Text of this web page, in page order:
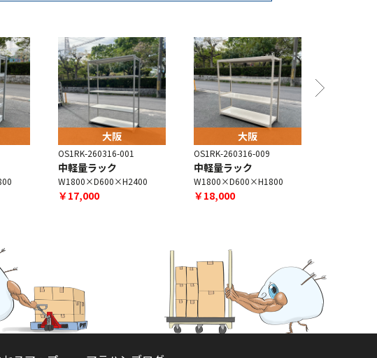
大阪
OS1RK-260316-001
中軽量ラック
W1800×D600×H2400
￥17,000
大阪
OS1RK-260316-009
中軽量ラック
W1800×D600×H1800
￥18,000